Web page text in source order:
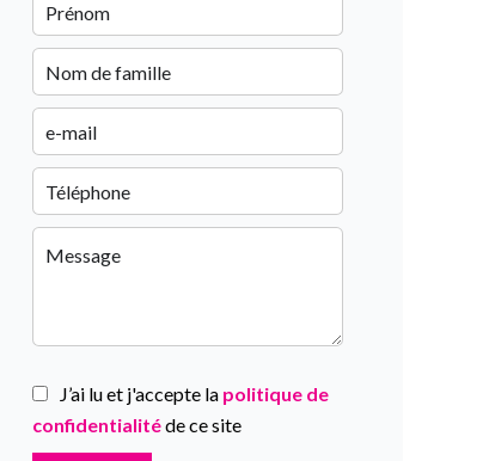
J’ai lu et j'accepte la politique de
confidentialitéde ce site